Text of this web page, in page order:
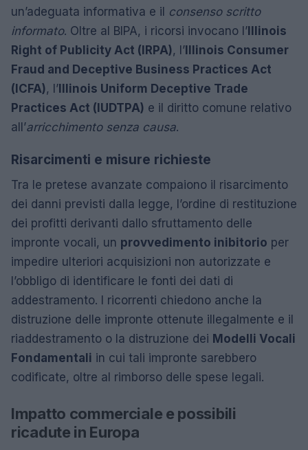
un’adeguata informativa e il consenso scritto
informato. Oltre al BIPA, i ricorsi invocano l’ Illinois
Right of Publicity Act (IRPA), l’ Illinois Consumer
Fraud and Deceptive Business Practices Act
(ICFA), l’ Illinois Uniform Deceptive Trade
Practices Act (IUDTPA) e il diritto comune relativo
all’arricchimento senza causa.
Risarcimenti e misure richieste
Tra le pretese avanzate compaiono il risarcimento
dei danni previsti dalla legge, l’ordine di restituzione
dei profitti derivanti dallo sfruttamento delle
impronte vocali, un provvedimento inibitorio per
impedire ulteriori acquisizioni non autorizzate e
l’obbligo di identificare le fonti dei dati di
addestramento. I ricorrenti chiedono anche la
distruzione delle impronte ottenute illegalmente e il
riaddestramento o la distruzione dei Modelli Vocali
Fondamentali in cui tali impronte sarebbero
codificate, oltre al rimborso delle spese legali.
Impatto commerciale e possibili
ricadute in Europa